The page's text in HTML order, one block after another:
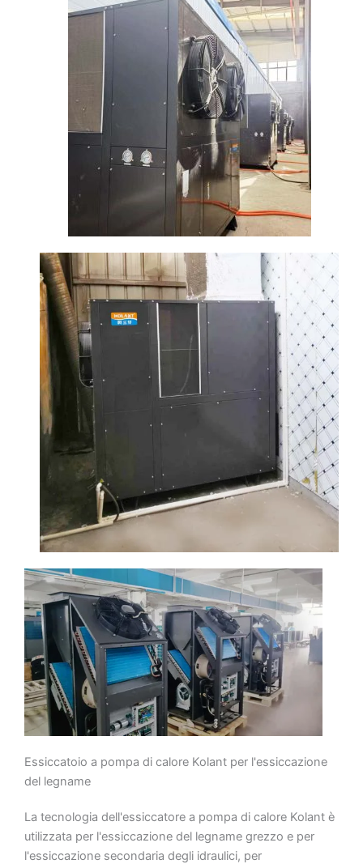
Essiccatoio a pompa di calore Kolant per l'essiccazione
del legname
La tecnologia dell'essiccatore a pompa di calore Kolant è
utilizzata per l'essiccazione del legname grezzo e per
l'essiccazione secondaria degli idraulici, per